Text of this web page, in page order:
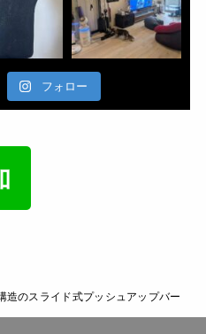
フォロー
造のスライド式プッシュアップバー